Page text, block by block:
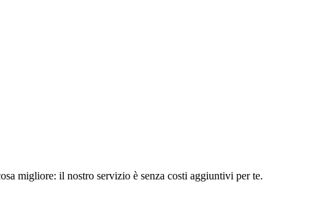
migliore: il nostro servizio è senza costi aggiuntivi per te.